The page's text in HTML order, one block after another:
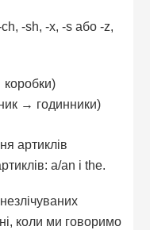
-sh, -x, -s або -z,
→ годинники)
артиклів
a/an і the.
коли ми говоримо